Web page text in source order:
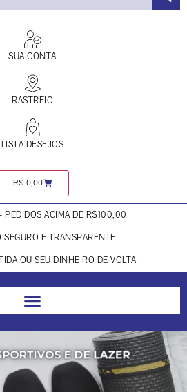
SUA CONTA
RASTREIO
LISTA DESEJOS
R$ 0,00
PEDIDOS ACIMA DE R$100,00
SEGURO E TRANSPARENTE
OU SEU DINHEIRO DE VOLTA